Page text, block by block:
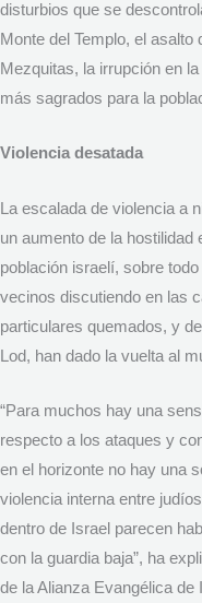
disturbios que se
Monte del Templo, el
Mezquitas, la irrupción en
más sagrados para la
Violencia desatada
La escalada de violencia a
un aumento de la
población israelí, sobre
vecinos discutiendo en las
particulares quemados, y
Lod, han dado la vuelta al
“Para muchos hay una
respecto a los ataques y
en el horizonte no hay una
violencia interna entre
dentro de Israel parecen
con la guardia baja”, ha
de la Alianza Evangélica de